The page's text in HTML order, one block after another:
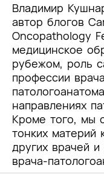
Владимир
автор блогов
Oncopathology
медицинское
рубежом, роль
профессии
направлениях
Кроме того, мы
тонких материй
других врачей
врача-